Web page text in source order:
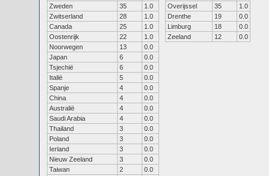
Zweden
35
1.0
Zwitserland
28
1.0
Canada
25
1.0
Oostenrijk
22
1.0
Noorwegen
13
0.0
Japan
6
0.0
Tsjechië
6
0.0
Italië
5
0.0
Spanje
4
0.0
China
4
0.0
Australië
4
0.0
Saudi Arabia
4
0.0
Thailand
3
0.0
Poland
3
0.0
Ierland
3
0.0
Nieuw Zeeland
3
0.0
Taiwan
2
0.0
Overijssel
35
1.0
Drenthe
19
0.0
Limburg
18
0.0
Zeeland
12 0.0